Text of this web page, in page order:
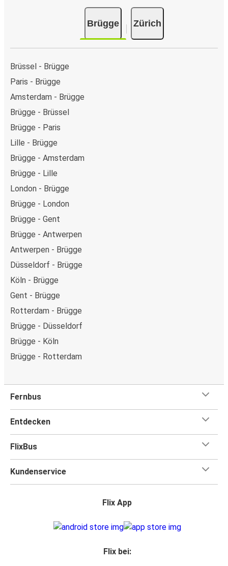
Brügge Zürich
Brüssel - Brügge
Paris - Brügge
Amsterdam - Brügge
Brügge - Brüssel
Brügge - Paris
Lille - Brügge
Brügge - Amsterdam
Brügge - Lille
London - Brügge
Brügge - London
Brügge - Gent
Brügge - Antwerpen
Antwerpen - Brügge
Düsseldorf - Brügge
Köln - Brügge
Gent - Brügge
Rotterdam - Brügge
Brügge - Düsseldorf
Brügge - Köln
Brügge - Rotterdam
Fernbus
Entdecken
FlixBus
Kundenservice
Flix App
Flix bei: